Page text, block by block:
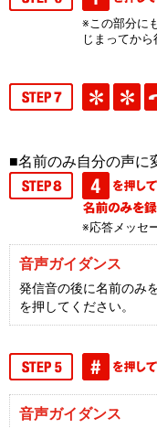
※この部分に
じまってから
■名前のみ自分の声に
※応答メッセ
音声ガイダンス
発信音の後に名前のみ
を押してください。
音声ガイダンス